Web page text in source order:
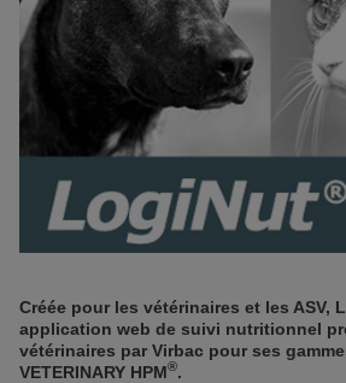
Créée pour les vétérinaires et les ASV,
application web de suivi nutritionnel
vétérinaires par Virbac pour ses
VETERINARY HPM®.